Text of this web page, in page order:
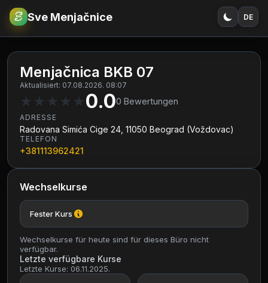
€RSD Sve Menjačnice DE
Menjačnica BKB 07
Aktualisiert: 07.08.2026. 08:07
★ ★ ★ ★ ★0.00 Bewertungen
ADRESSE
Radovana Simića Cige 24, 11050 Beograd (Voždovac)
TELEFON
+381113962421
Wechselkurse
Fester Kurs
Wechselkurse für heute sind für dieses Büro nicht
verfügbar.
Letzte verfügbare Kurse
Letzte Kurse: 06.11.2025.